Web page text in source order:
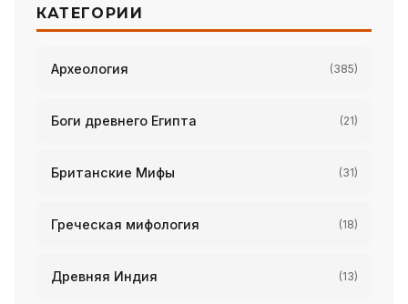
КАТЕГОРИИ
Археология (385)
Боги древнего Египта (21)
Британские Мифы (31)
Греческая мифология (18)
Древняя Индия (13)